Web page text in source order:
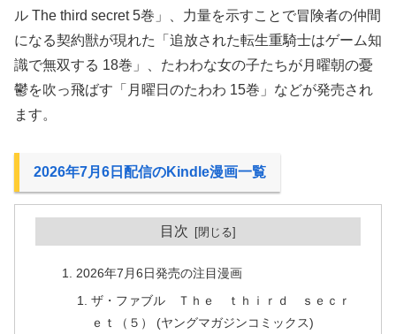
ル The third secret 5巻」、力量を示すことで冒険者の仲間
になる契約獣が現れた「追放された転生重騎士はゲーム知
識で無双する 18巻」、たわわな女の子たちが月曜朝の憂
鬱を吹っ飛ばす「月曜日のたわわ 15巻」などが発売され
ます。
2026年7月6日配信のKindle漫画一覧
目次
2026年7月6日発売の注目漫画
ザ・ファブル Ｔｈｅ ｔｈｉｒｄ ｓｅｃｒ
ｅｔ（５） (ヤングマガジンコミックス)